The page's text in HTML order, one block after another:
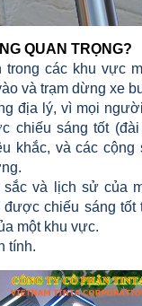
QUAN TRỌNG?
trong các khu vực
và trạm dừng xe
địa lý, vì mọi
chiếu sáng tốt
khắc, và các
sắc và lịch sử của
chiếu sáng tốt
một khu vực.
tính.